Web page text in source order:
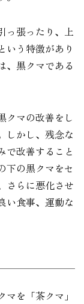
っ張ったり、上
いう特徴があり
、黒クマである
クマの改善をし
しかし、残念な
で改善すること
下の黒クマをセ
さらに悪化させ
い食事、運動な
を「茶クマ」